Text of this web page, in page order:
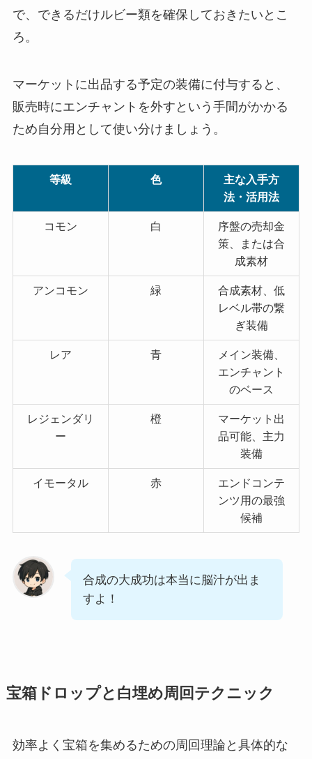
で、できるだけルビー類を確保しておきたいとこ
ろ。
マーケットに出品する予定の装備に付与すると、
販売時にエンチャントを外すという手間がかかる
ため自分用として使い分けましょう。
等級 色
主な入手方
法・活用法
コモン 白
序盤の売却金
策、または合
成素材
アンコモン 緑
合成素材、低
レベル帯の繋
ぎ装備
レア 青
メイン装備、
エンチャント
のベース
レジェンダリ
ー
橙
マーケット出
品可能、主力
装備
イモータル 赤
エンドコンテ
ンツ用の最強
候補
合成の大成功は本当に脳汁が出ま
すよ！
宝箱ドロップと白埋め周回テクニック
効率よく宝箱を集めるための周回理論と具体的な